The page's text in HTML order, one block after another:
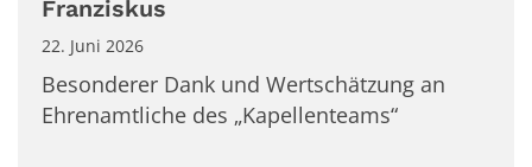
Franziskus
22. Juni 2026
Besonderer Dank und Wertschätzung an
Ehrenamtliche des „Kapellenteams“